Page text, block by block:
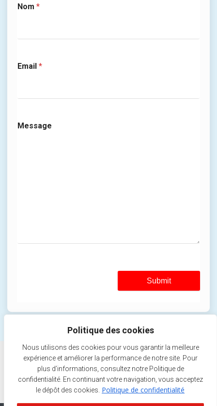
Politique des cookies
Nous utilisons des cookies pour vous garantir la meilleure
expérience et améliorer la performance de notre site. Pour
plus d’informations, consultez notre Politique de
confidentialité. En continuant votre navigation, vous acceptez
le dépôt des cookies. Politique de confidentialité
Nom *
Email *
Message
Submit
Mentions légales
Politique de confidentialité